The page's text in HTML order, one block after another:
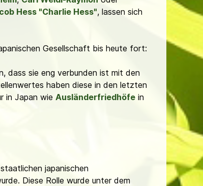
Hess "Charlie Hess", lassen sich
Gesellschaft bis heute fort:
dass sie eng verbunden ist mit den
haben diese in den letzten
in Japan wie Ausländerfriedhöfe in
japanischen
Diese Rolle wurde unter dem